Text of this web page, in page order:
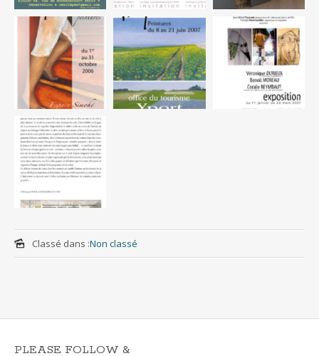
Classé dans :Non classé
PLEASE FOLLOW &